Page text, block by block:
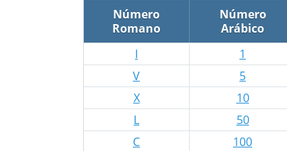
Número
Romano
Número
Arábico
I
1
V
5
X
10
L
50
C
100